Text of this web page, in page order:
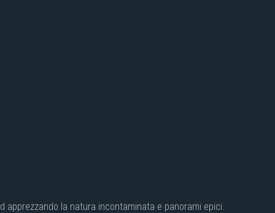
apprezzando la natura incontaminata e panorami epici.